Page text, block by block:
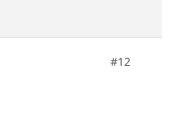
#12